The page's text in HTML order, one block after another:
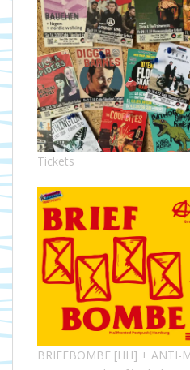
Tickets
BRIEFBOMBE [HH] + ANTI-